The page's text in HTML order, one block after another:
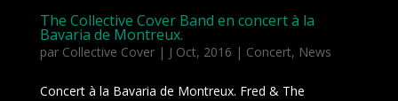
The Collective Cover Band en concert à la
Bavaria de Montreux.
par Collective Cover| J Oct, 2016 | Concert, News
Concert à la Bavaria de Montreux. Fred & The